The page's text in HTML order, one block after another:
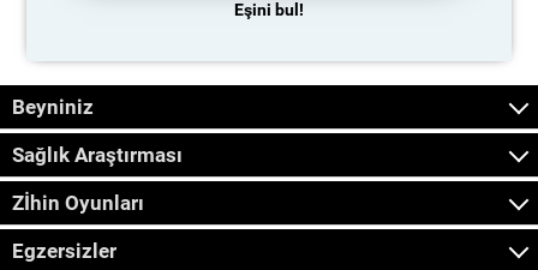
Eşini bul!
Beyniniz
Sağlık Araştırması
Zİhin Oyunları
Egzersizler